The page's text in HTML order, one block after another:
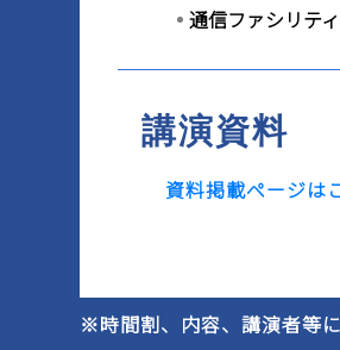
通信ファシリテ
講演資料
資料掲載ページは
※時間割、内容、講演者等